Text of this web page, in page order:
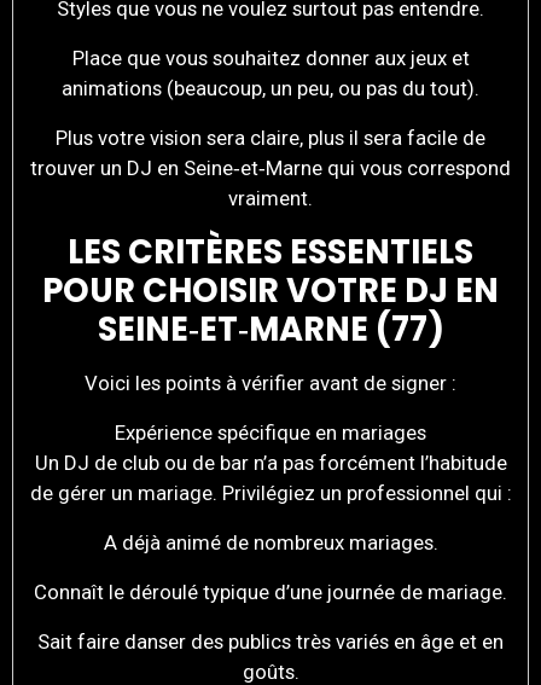
Styles que vous ne voulez surtout pas entendre.
Place que vous souhaitez donner aux jeux et
animations (beaucoup, un peu, ou pas du tout).
Plus votre vision sera claire, plus il sera facile de
trouver un DJ en Seine‑et‑Marne qui vous correspond
vraiment.
LES CRITÈRES ESSENTIELS
POUR CHOISIR VOTRE DJ EN
SEINE‑ET‑MARNE (77)
Voici les points à vérifier avant de signer :
Expérience spécifique en mariages
Un DJ de club ou de bar n’a pas forcément l’habitude
de gérer un mariage. Privilégiez un professionnel qui :
A déjà animé de nombreux mariages.
Connaît le déroulé typique d’une journée de mariage.
Sait faire danser des publics très variés en âge et en
goûts.